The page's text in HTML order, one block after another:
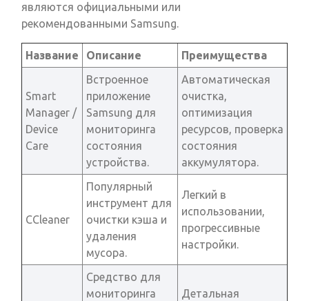
являются официальными или
рекомендованными Samsung.
Название Описание Преимущества
Smart
Manager /
Device
Care
Встроенное
приложение
Samsung для
мониторинга
состояния
устройства.
Автоматическая
очистка,
оптимизация
ресурсов, проверка
состояния
аккумулятора.
CCleaner
Популярный
инструмент для
очистки кэша и
удаления
мусора.
Легкий в
использовании,
прогрессивные
настройки.
Средство для
мониторинга
Детальная